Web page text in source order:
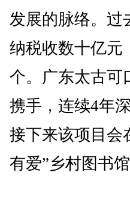
发展的脉络。过
纳税收数十亿元
个。广东太古可
携手，连续4年
接下来该项目会
有爱”乡村图书